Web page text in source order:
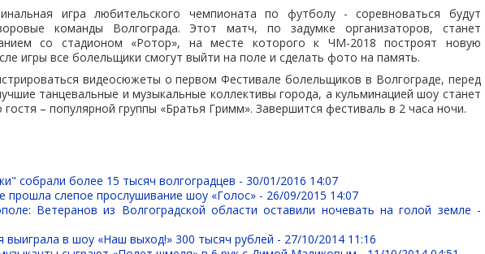
игра любительского чемпионата по футболу - соревноваться будут
команды Волгограда. Этот матч, по задумке организаторов, станет
со стадионом «Ротор», на месте которого к ЧМ-2018 построят новую
игры все болельщики смогут выйти на поле и сделать фото на память.
видеосюжеты о первом Фестивале болельщиков в Волгограде, перед
танцевальные и музыкальные коллективы города, а кульминацией шоу станет
гостя – популярной группы «Братья Гримм». Завершится фестиваль в 2 часа ночи.
собрали более 15 тысяч волгоградцев -30/01/2016 14:07
прошла слепое прослушивание шоу «Голос» - 26/09/2015 14:07
Ветеранов из Волгоградской области оставили ночевать на голой земле -
выиграла в шоу «Наш выход!» 300 тысяч рублей - 27/10/2014 11:16